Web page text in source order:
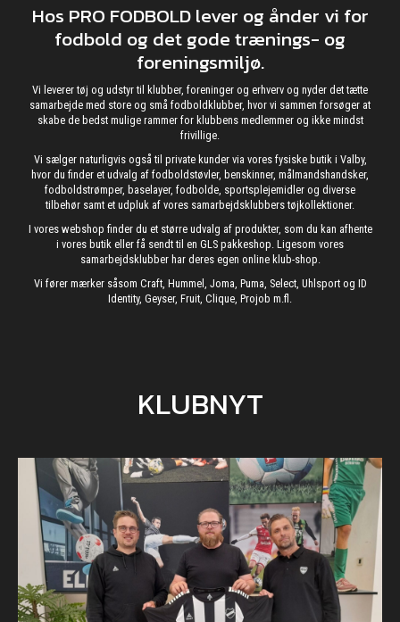
Hos PRO FODBOLD lever og ånder vi for
fodbold og det gode trænings- og
foreningsmiljø.
Vi leverer tøj og udstyr til klubber, foreninger og erhverv og nyder det tætte
samarbejde med store og små fodboldklubber, hvor vi sammen forsøger at
skabe de bedst mulige rammer for klubbens medlemmer og ikke mindst
frivillige.
Vi sælger naturligvis også til private kunder via vores fysiske butik i Valby,
hvor du finder et udvalg af fodboldstøvler, benskinner, målmandshandsker,
fodboldstrømper, baselayer, fodbolde, sportsplejemidler og diverse
tilbehør samt et udpluk af vores samarbejdsklubbers tøjkollektioner.
I vores webshop finder du et større udvalg af produkter, som du kan afhente
i vores butik eller få sendt til en GLS pakkeshop. Ligesom vores
samarbejdsklubber har deres egen online klub-shop.
Vi fører mærker såsom Craft, Hummel, Joma, Puma, Select, Uhlsport og ID
Identity, Geyser, Fruit, Clique, Projob m.fl.
KLUBNYT